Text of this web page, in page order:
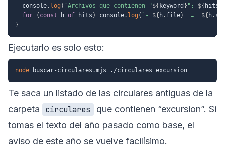
  console
. log ( ` Archivos que contienen "${ keyword } ": ${ hits
for
( const h of hits ) console. log ( ` - ${ h. file}
  …
${ h.
}
Ejecutarlo es solo esto:
node
Te saca un listado de las circulares antiguas de la
carpeta
circulares
que contienen “excursion”. Si
tomas el texto del año pasado como base, el
aviso de este año se vuelve facilísimo.